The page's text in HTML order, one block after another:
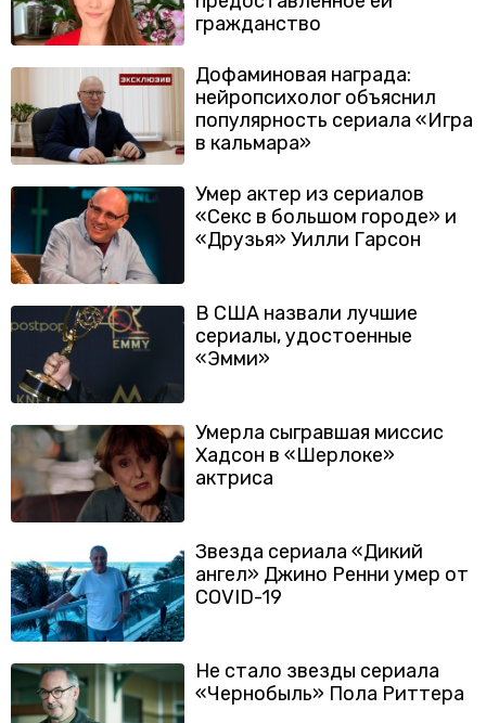
гражданство
Дофаминовая награда:
нейропсихолог объяснил
популярность сериала «Игра
в кальмара»
Умер актер из сериалов
«Секс в большом городе» и
«Друзья» Уилли Гарсон
В США назвали лучшие
сериалы, удостоенные
«Эмми»
Умерла сыгравшая миссис
Хадсон в «Шерлоке»
актриса
Звезда сериала «Дикий
ангел» Джино Ренни умер от
COVID-19
Не стало звезды сериала
«Чернобыль» Пола Риттера